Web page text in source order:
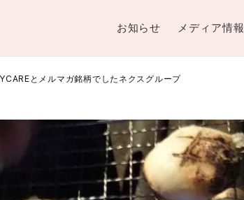
お知らせ メディア情報
とメルマガ銘柄でしたネクスグループ